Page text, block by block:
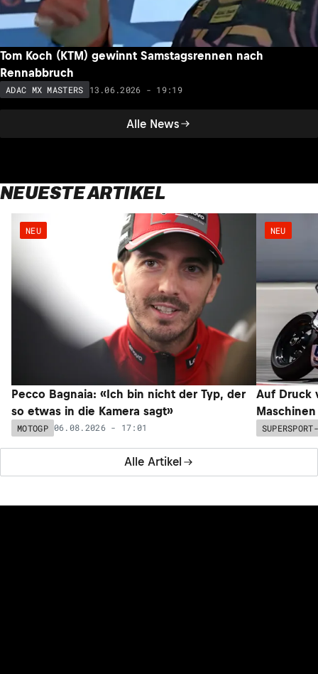
Alle News
Tom Koch (KTM) gewinnt Samstagsrennen nach
Rennabbruch
ADAC MX MASTERS 13.06.2026 - 19:19
NEUESTE ARTIKEL
Alle Artikel
NEU
Pecco Bagnaia: «Ich bin nicht der Typ, der
so etwas in die Kamera sagt»
MOTOGP 06.08.2026 - 17:01
NEU
Auf Druck
SUPERSPORT-